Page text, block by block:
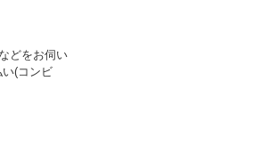
どをお伺い
(コンビ